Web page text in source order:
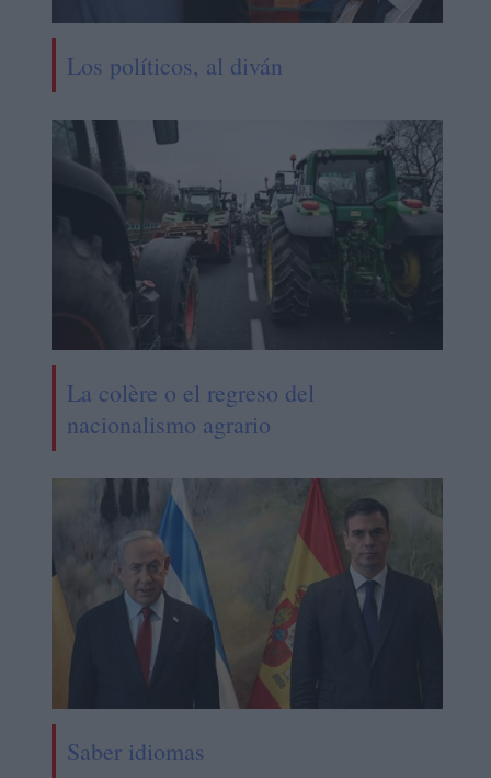
Los políticos, al diván
La colère o el regreso del
nacionalismo agrario
Saber idiomas